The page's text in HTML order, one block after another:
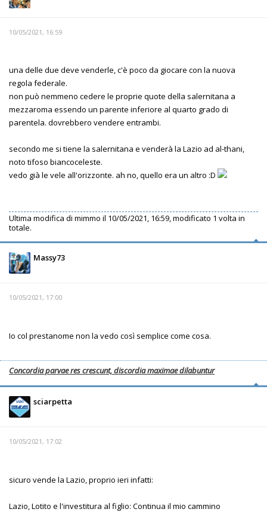
10/05/2021, 16:59
una delle due deve venderle, c'è poco da giocare con la nuova
regola federale.
non può nemmeno cedere le proprie quote della salernitana a
mezzaroma essendo un parente inferiore al quarto grado di
parentela. dovrebbero vendere entrambi.
secondo me si tiene la salernitana e venderà la Lazio ad al-thani,
noto tifoso biancoceleste.
vedo già le vele all'orizzonte. ah no, quello era un altro :D
Ultima modifica di mimmo il 10/05/2021, 16:59, modificato 1 volta in
totale.
Massy73
10/05/2021, 17:00
Io col prestanome non la vedo così semplice come cosa.
Concordia parvae res crescunt, discordia maximae dilabuntur
sciarpetta
10/05/2021, 17:02
sicuro vende la Lazio, proprio ieri infatti:
Lazio, Lotito e l'investitura al figlio: Continua il mio cammino